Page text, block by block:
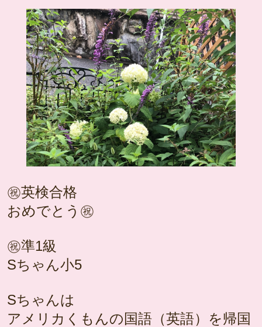
㊗️英検合格
おめでとう㊗️
㊗️準1級
Sちゃん小5
Sちゃんは
アメリカくもんの国語（英語）を帰国